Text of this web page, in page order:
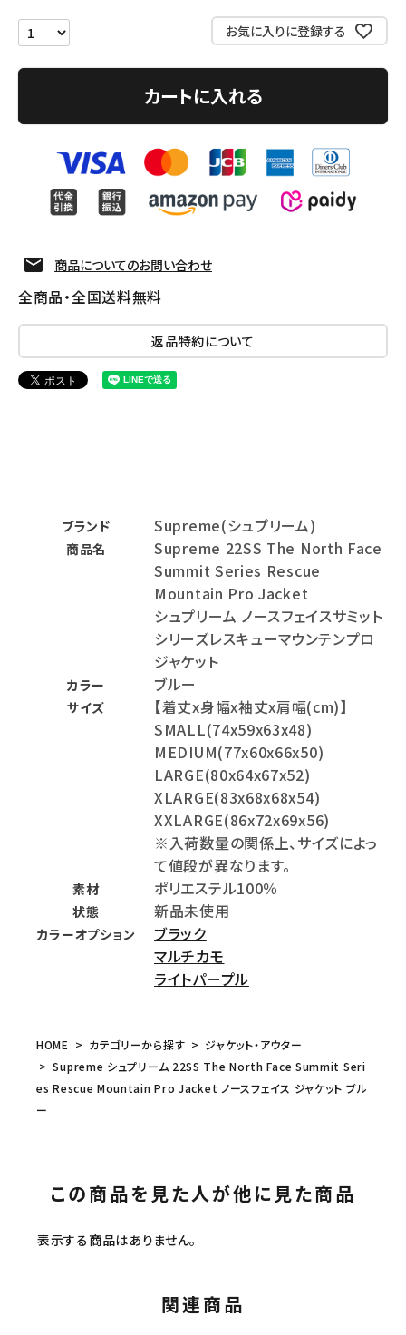
meeting_room 会員登録
お気に入りに登録する
カートに入れる
商品についてのお問い合わせ
全商品・全国送料無料
返品特約について
ブランド Supreme(シュプリーム)
商品名
Supreme 22SS The North Face
Summit Series Rescue
Mountain Pro Jacket
シュプリーム ノースフェイスサミット
シリーズレスキューマウンテンプロ
ジャケット
カラー ブルー
サイズ
【着丈x身幅x袖丈x肩幅(cm)】
SMALL(74x59x63x48)
MEDIUM(77x60x66x50)
LARGE(80x64x67x52)
XLARGE(83x68x68x54)
XXLARGE(86x72x69x56)
※入荷数量の関係上、サイズによっ
て値段が異なります。
素材 ポリエステル100％
状態 新品未使用
カラーオプション
ブラック
マルチカモ
ライトパープル
HOME カテゴリーから探す
ジャケット・アウター
Supreme シュプリーム 22SS The North Face Summit Seri
es Rescue Mountain Pro Jacket ノースフェイス ジャケット ブル
ー
この商品を見た人が他に見た商品
表示する商品はありません。
関連商品